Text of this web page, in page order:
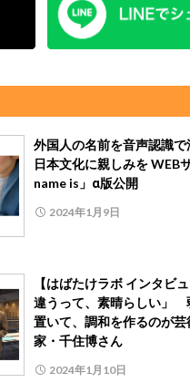
外国人の名前を音声認識で
日本文化に親しみを WEB
name is」α版公開
2024年1月9日
【はばたけラボ インタビ
違うって、素晴らしい」
置いて、調和を作るのが
家・千住博さん
2024年1月10日